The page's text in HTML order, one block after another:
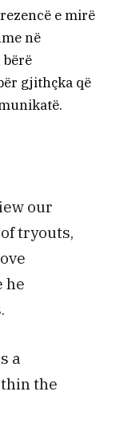
e mirë
në
gjithçka që
our
tryouts,
he
a
the